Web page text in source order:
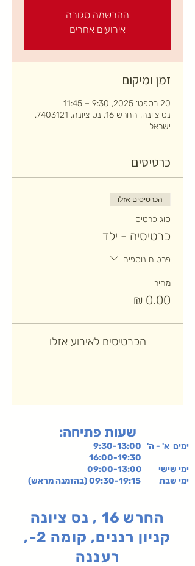
ההרשמה סגורה
אירועים אחרים
זמן ומיקום
20 בספט׳ 2025, 9:30 – 11:45
נס ציונה, החרש 16, נס ציונה, 7403121,
ישראל
כרטיסים
הכרטיסים אזלו
סוג כרטיס
כרטיסיה - ילד
פרטים נוספים
מחיר
הכרטיסים לאירוע אזלו
:שעות פתיחה
ימים א' - ה' 9:30-13:00
ימי שישי 09:00-13:00
ימי שבת 09:30-19:15 (בהזמנה מראש)
החרש 16 , נס ציונה
קניון רננים, קומה 2-,
רעננה